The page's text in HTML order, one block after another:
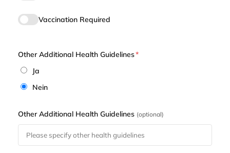
Vaccination Required
Other Additional Health Guidelines*
Ja
Nein
Other Additional Health Guidelines (optional)